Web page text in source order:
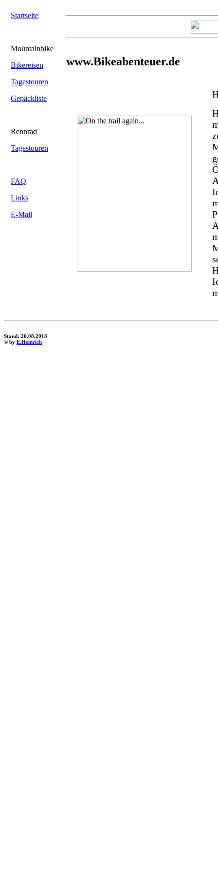
Startseite
Mountainbike
Bikereisen
Tagestouren
Gepäckliste
Rennrad
Tagestouren
FAQ
Links
E-Mail
www.Bikeabenteuer.de
Stand: 26.08.2018
© by E.Heinrich